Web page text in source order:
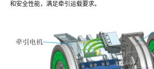
和安全性能，满足牵引运载要求。